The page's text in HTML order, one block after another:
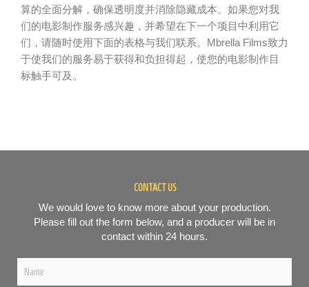
算的全面分解，确保透明度并消除隐藏成本。如果您对我
们的电影制作服务感兴趣，并希望在下一个项目中利用它
们，请随时使用下面的表格与我们联系。Mbrella Films致力
于使我们的服务易于获得和负担得起，使您的电影制作目
标触手可及。
CONTACT US
We would love to know more about your production.
Please fill out the form below, and a producer will be in
contact within 24 hours.